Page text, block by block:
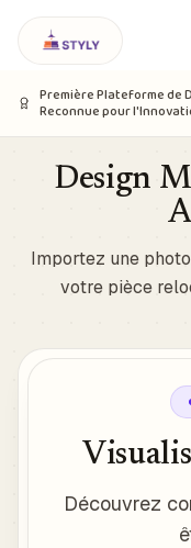
Première Plateforme de
Reconnue pour
Design
Importez une
votre pièce
Découvrez